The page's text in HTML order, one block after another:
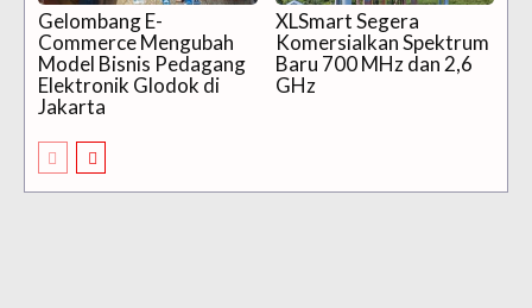
Gelombang E-
Commerce Mengubah
Model Bisnis Pedagang
Elektronik Glodok di
Jakarta
XLSmart Segera
Komersialkan Spektrum
Baru 700 MHz dan 2,6
GHz